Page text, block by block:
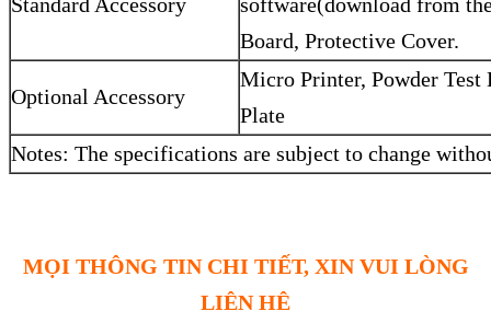
Board, Protective Cover.
Optional Accessory
Micro Printer, Powder Test
Plate
Notes: The specifications are subject to change
MỌI THÔNG TIN CHI TIẾT, XIN VUI LÒNG
LIÊN HỆ